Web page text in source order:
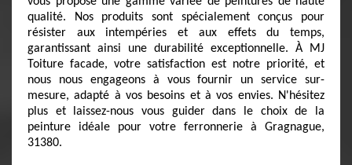
qualité. Nos produits sont spécialement conçus pour
résister aux intempéries et aux effets du temps,
garantissant ainsi une durabilité exceptionnelle. À MJ
Toiture facade, votre satisfaction est notre priorité, et
nous nous engageons à vous fournir un service sur-
mesure, adapté à vos besoins et à vos envies. N'hésitez
plus et laissez-nous vous guider dans le choix de la
peinture idéale pour votre ferronnerie à Gragnague,
31380.